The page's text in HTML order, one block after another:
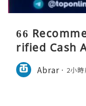
66
rified Cash
Abrar 2小時